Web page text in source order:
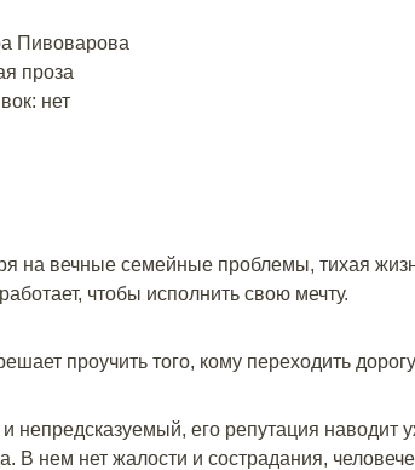
Пивоварова
проза
нет
на вечные семейные проблемы, тихая
чтобы исполнить свою мечту.
проучить того, кому переходить
непредсказуемый, его репутация наводит
В нем нет жалости и сострадания,